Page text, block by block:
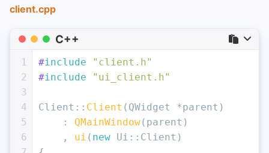
client.cpp
C++
1
2
3
4
5
6
#include
"client.h"
#include "ui_client.h"
Client:: Client (QWidget *parent)
    :
QMainWindow(parent)
    ,
ui ( new Ui::Client)